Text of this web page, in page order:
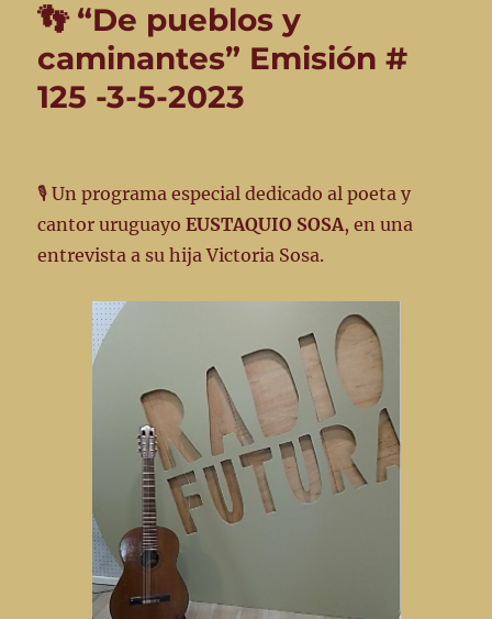
y
Caminantes
–
Emisión
#
05-
23
👣 “De pueblos y
caminantes” Emisión #
125 -3-5-2023
🎙️ Un programa especial dedicado al poeta y
cantor uruguayoEUSTAQUIO SOSA, en una
entrevista a su hija Victoria Sosa.